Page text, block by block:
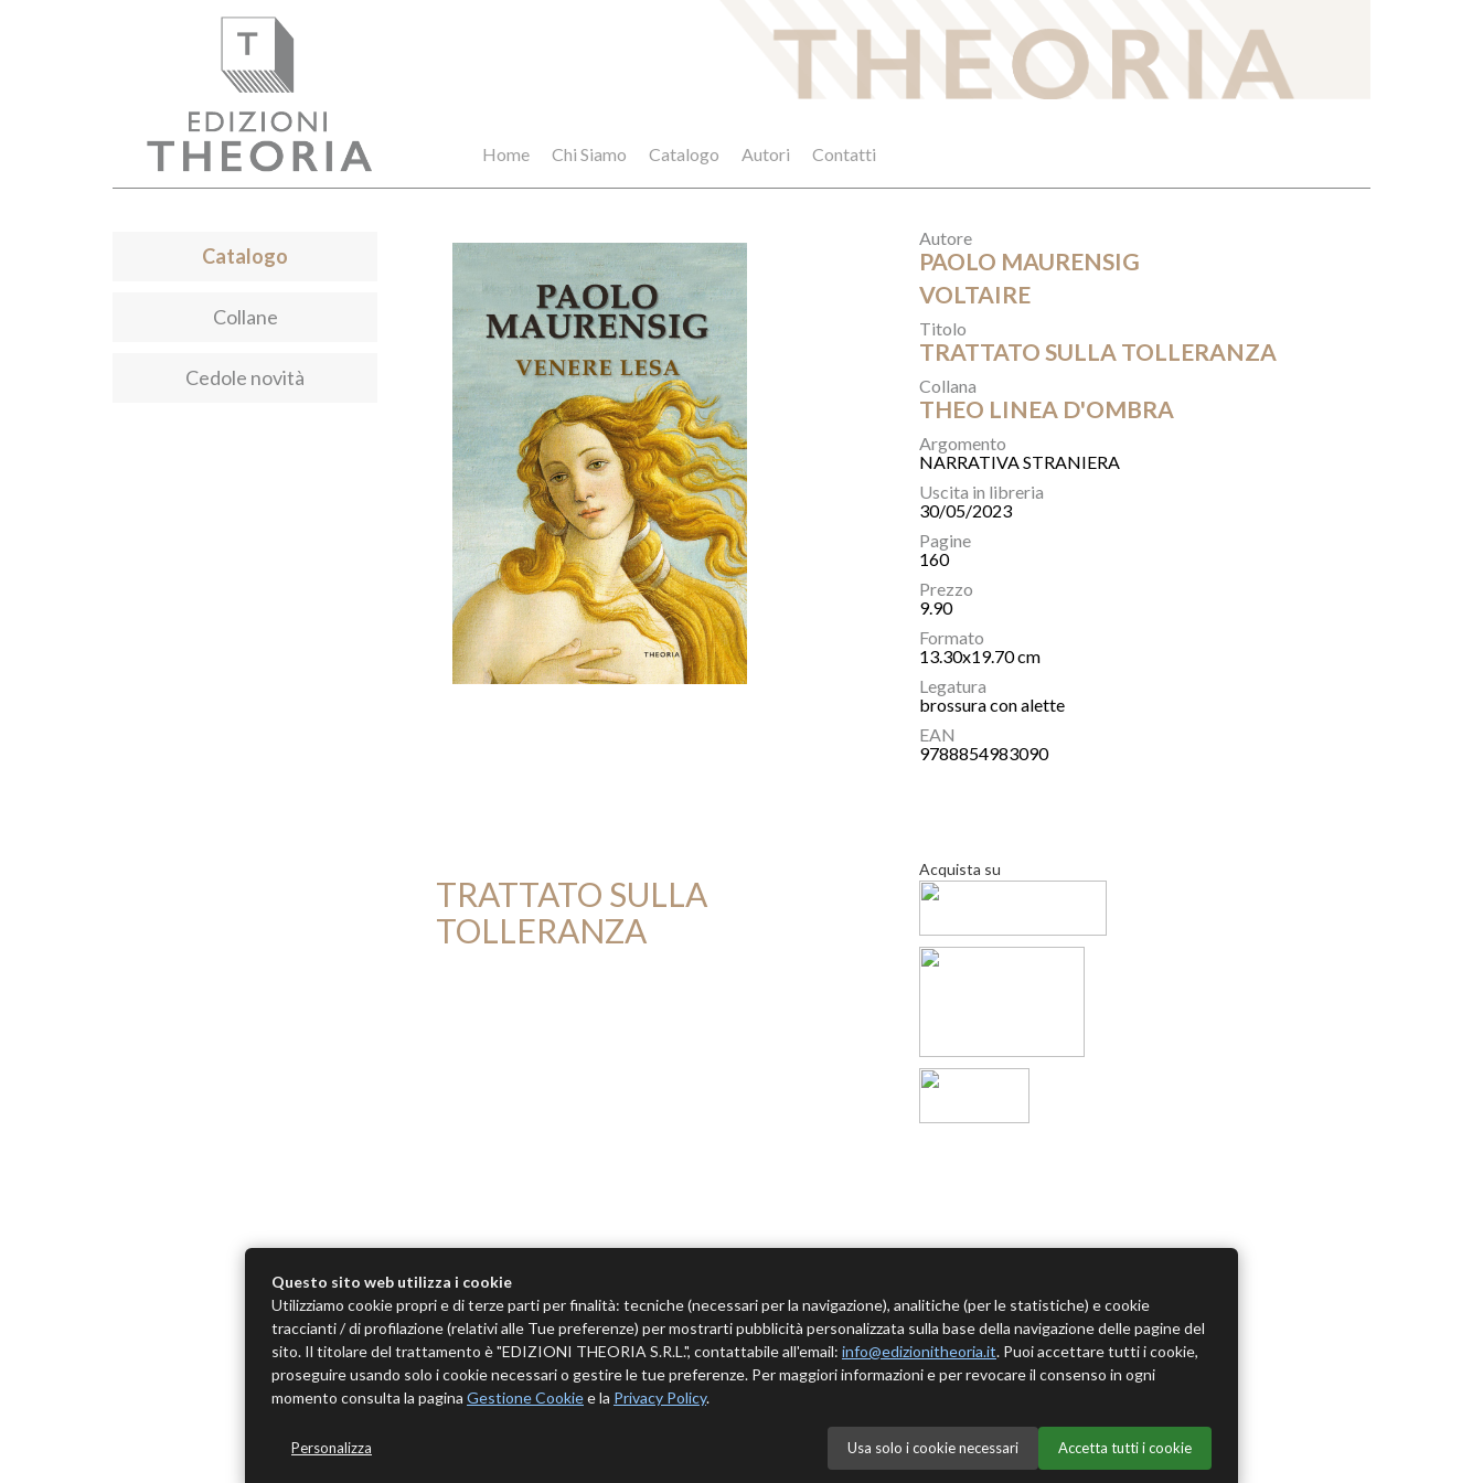
Home Chi Siamo Catalogo Autori Contatti
Catalogo
Collane
Cedole novità
Autore
PAOLO MAURENSIG
VOLTAIRE
Titolo
TRATTATO SULLA TOLLERANZA
Collana
THEO LINEA D'OMBRA
Argomento
NARRATIVA STRANIERA
Uscita in libreria
30/05/2023
Pagine
160
Prezzo
9.90
Formato
13.30x19.70 cm
Legatura
brossura con alette
EAN
9788854983090
TRATTATO SULLA
TOLLERANZA
Acquista su
Questo sito web utilizza i cookie
Utilizziamo cookie propri e di terze parti per finalità: tecniche (necessari per la navigazione), analitiche (per le statistiche) e cookie
traccianti / di profilazione (relativi alle Tue preferenze) per mostrarti pubblicità personalizzata sulla base della navigazione delle pagine del
sito. Il titolare del trattamento è "EDIZIONI THEORIA S.R.L.", contattabile all'email: info@edizionitheoria.it. Puoi accettare tutti i cookie,
proseguire usando solo i cookie necessari o gestire le tue preferenze. Per maggiori informazioni e per revocare il consenso in ogni
momento consulta la pagina Gestione Cookiee la Privacy Policy.
Personalizza Usa solo i cookie necessari Accetta tutti i cookie